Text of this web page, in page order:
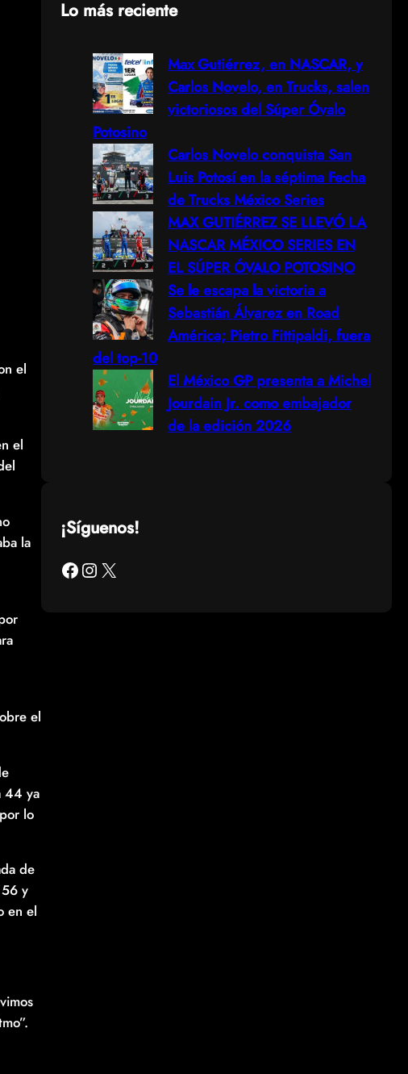
el
el
la
el
44 ya
lo
de
y
en el
Lo más reciente
Max Gutiérrez, en NASCAR, y
Carlos Novelo, en Trucks, salen
victoriosos del Súper Óvalo
Potosino
Carlos Novelo conquista San
Luis Potosí en la séptima Fecha
de Trucks México Series
MAX GUTIÉRREZ SE LLEVÓ LA
NASCAR MÉXICO SERIES EN
EL SÚPER ÓVALO POTOSINO
Se le escapa la victoria a
Sebastián Álvarez en Road
América; Pietro Fittipaldi, fuera
del top-10
El México GP presenta a Michel
Jourdain Jr. como embajador
de la edición 2026
¡Síguenos!
Facebook Instagram X